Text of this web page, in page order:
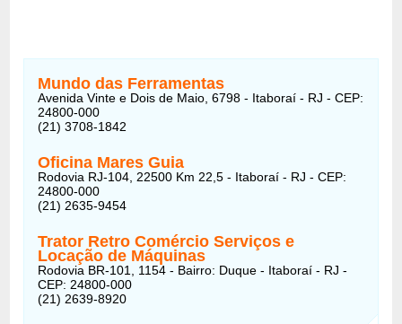
Mundo das Ferramentas
Avenida Vinte e Dois de Maio, 6798 - Itaboraí - RJ - CEP:
24800-000
(21) 3708-1842
Oficina Mares Guia
Rodovia RJ-104, 22500 Km 22,5 - Itaboraí - RJ - CEP:
24800-000
(21) 2635-9454
Trator Retro Comércio Serviços e
Locação de Máquinas
Rodovia BR-101, 1154 - Bairro: Duque - Itaboraí - RJ -
CEP: 24800-000
(21) 2639-8920